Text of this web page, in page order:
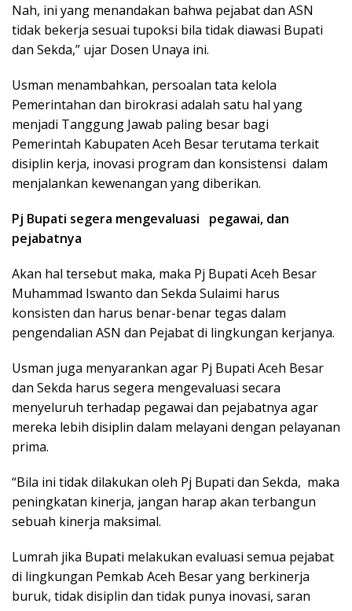
Nah, ini yang menandakan bahwa pejabat dan ASN
tidak bekerja sesuai tupoksi bila tidak diawasi Bupati
dan Sekda,” ujar Dosen Unaya ini.
Usman menambahkan, persoalan tata kelola
Pemerintahan dan birokrasi adalah satu hal yang
menjadi Tanggung Jawab paling besar bagi
Pemerintah Kabupaten Aceh Besar terutama terkait
disiplin kerja, inovasi program dan konsistensi dalam
menjalankan kewenangan yang diberikan.
Pj Bupati segera mengevaluasi pegawai, dan
pejabatnya
Akan hal tersebut maka, maka Pj Bupati Aceh Besar
Muhammad Iswanto dan Sekda Sulaimi harus
konsisten dan harus benar-benar tegas dalam
pengendalian ASN dan Pejabat di lingkungan kerjanya.
Usman juga menyarankan agar Pj Bupati Aceh Besar
dan Sekda harus segera mengevaluasi secara
menyeluruh terhadap pegawai dan pejabatnya agar
mereka lebih disiplin dalam melayani dengan pelayanan
prima.
“Bila ini tidak dilakukan oleh Pj Bupati dan Sekda, maka
peningkatan kinerja, jangan harap akan terbangun
sebuah kinerja maksimal.
Lumrah jika Bupati melakukan evaluasi semua pejabat
di lingkungan Pemkab Aceh Besar yang berkinerja
buruk, tidak disiplin dan tidak punya inovasi, saran